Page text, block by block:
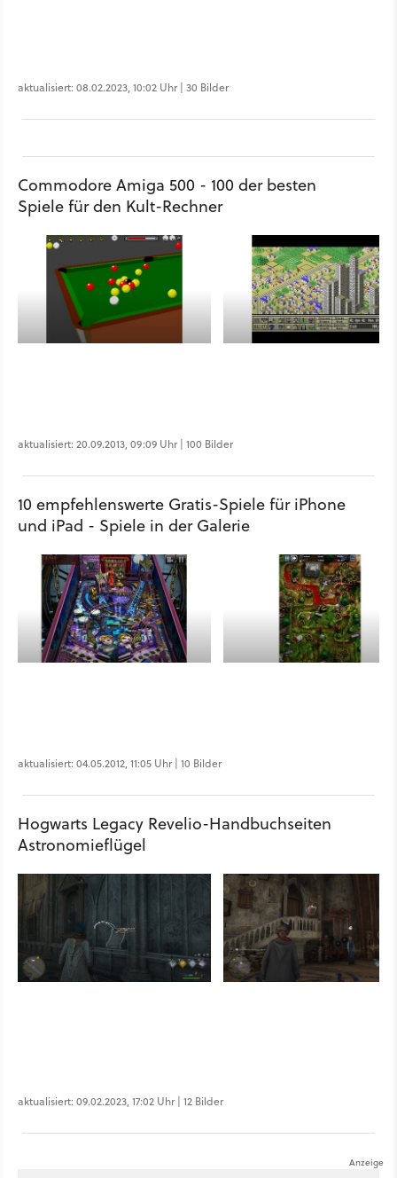
aktualisiert: 08.02.2023, 10:02 Uhr | 30 Bilder
Commodore Amiga 500 - 100 der besten
Spiele für den Kult-Rechner
aktualisiert: 20.09.2013, 09:09 Uhr | 100 Bilder
10 empfehlenswerte Gratis-Spiele für iPhone
und iPad - Spiele in der Galerie
aktualisiert: 04.05.2012, 11:05 Uhr | 10 Bilder
Hogwarts Legacy Revelio-Handbuchseiten
Astronomieflügel
aktualisiert: 09.02.2023, 17:02 Uhr | 12 Bilder